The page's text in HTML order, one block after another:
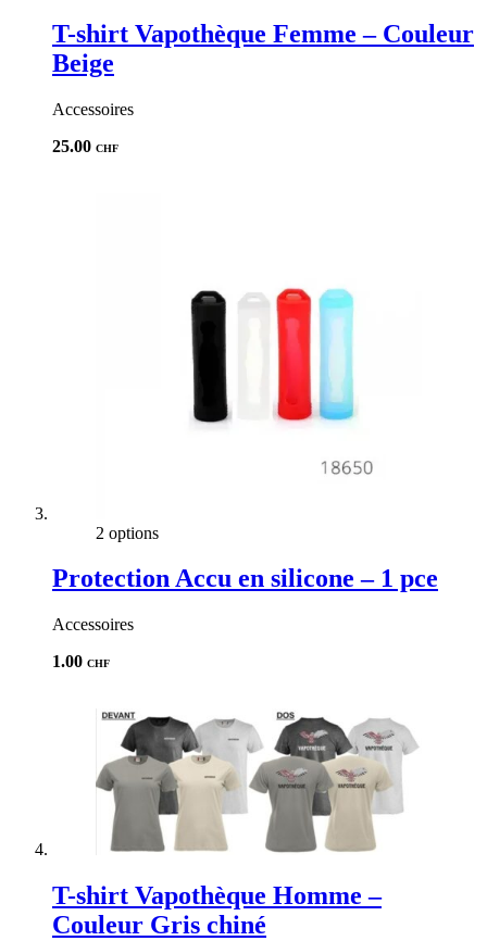
T-shirt Vapothèque Femme – Couleur
Beige
Accessoires
25.00 CHF
2 options
Protection Accu en silicone – 1 pce
Accessoires
1.00 CHF
T-shirt Vapothèque Homme –
Couleur Gris chiné